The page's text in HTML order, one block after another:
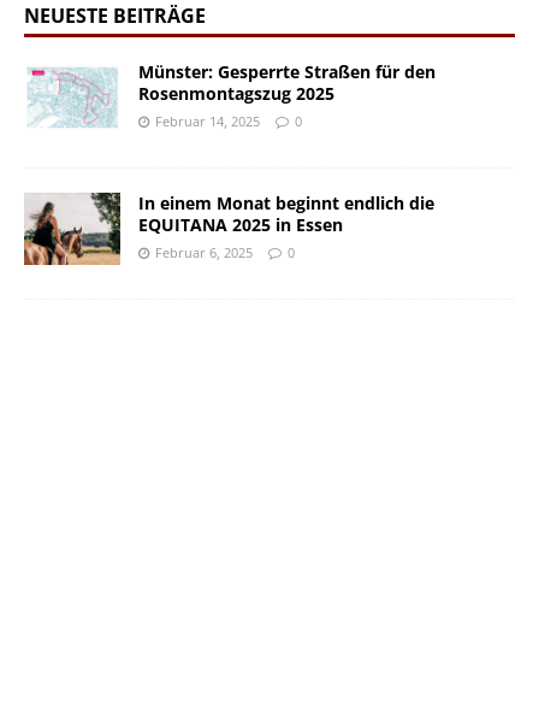
NEUESTE BEITRÄGE
Münster: Gesperrte Straßen für den
Rosenmontagszug 2025
Februar 14, 2025 0
In einem Monat beginnt endlich die
EQUITANA 2025 in Essen
Februar 6, 2025 0